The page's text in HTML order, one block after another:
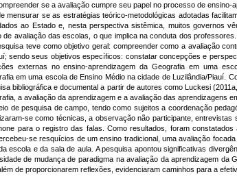
se a avaliação cumpre seu papel no processo de
mensurar se as estratégias teórico-metodológicas adotadas
ao Estado e, nesta perspectiva sistêmica, muitos governos
avaliação das escolas, o que implica na conduta dos
teve como objetivo geral: compreender como a avaliação
sendo seus objetivos específicos: constatar concepções e
externas no ensino-aprendizagem da Geografia em uma
em uma escola de Ensino Médio na cidade de Luzilândia/Piauí.
bibliográfica e documental a partir de autores como Luckesi
a avaliação da aprendizagem e a avaliação das aprendizagens
de pesquisa de campo, tendo como sujeitos a coordenação
se como técnicas, a observação não participante,
para o registro das falas. Como resultados, foram
se resquícios de um ensino tradicional, uma avaliação
escola e da sala de aula. A pesquisa apontou significativas
de mudança de paradigma na avaliação da aprendizagem
de proporcionarem reflexões, evidenciaram caminhos para a